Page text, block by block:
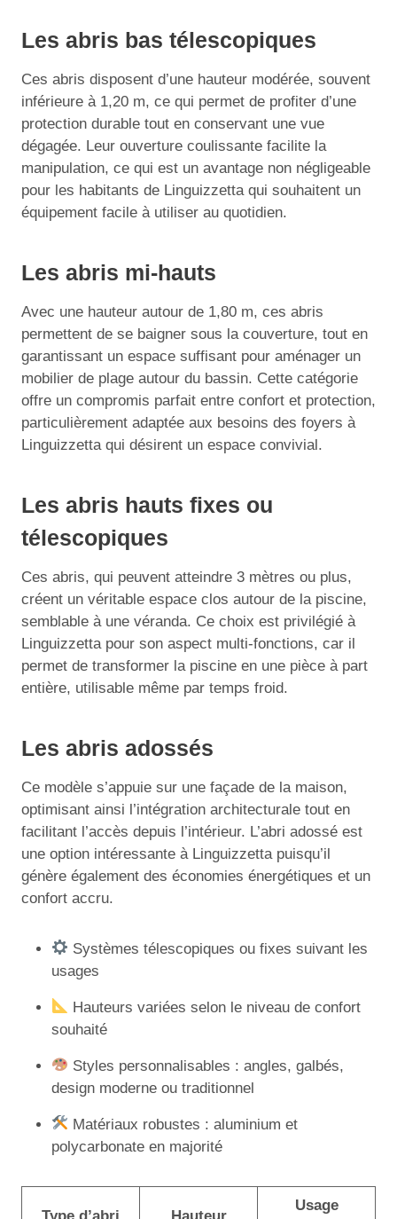
Les abris bas télescopiques
Ces abris disposent d’une hauteur modérée, souvent
inférieure à 1,20 m, ce qui permet de profiter d’une
protection durable tout en conservant une vue
dégagée. Leur ouverture coulissante facilite la
manipulation, ce qui est un avantage non négligeable
pour les habitants de Linguizzetta qui souhaitent un
équipement facile à utiliser au quotidien.
Les abris mi-hauts
Avec une hauteur autour de 1,80 m, ces abris
permettent de se baigner sous la couverture, tout en
garantissant un espace suffisant pour aménager un
mobilier de plage autour du bassin. Cette catégorie
offre un compromis parfait entre confort et protection,
particulièrement adaptée aux besoins des foyers à
Linguizzetta qui désirent un espace convivial.
Les abris hauts fixes ou
télescopiques
Ces abris, qui peuvent atteindre 3 mètres ou plus,
créent un véritable espace clos autour de la piscine,
semblable à une véranda. Ce choix est privilégié à
Linguizzetta pour son aspect multi-fonctions, car il
permet de transformer la piscine en une pièce à part
entière, utilisable même par temps froid.
Les abris adossés
Ce modèle s’appuie sur une façade de la maison,
optimisant ainsi l’intégration architecturale tout en
facilitant l’accès depuis l’intérieur. L’abri adossé est
une option intéressante à Linguizzetta puisqu’il
génère également des économies énergétiques et un
confort accru.
Systèmes télescopiques ou fixes suivant les
usages
Hauteurs variées selon le niveau de confort
souhaité
Styles personnalisables : angles, galbés,
design moderne ou traditionnel
Matériaux robustes : aluminium et
polycarbonate en majorité
Type d’abri Hauteur
Usage